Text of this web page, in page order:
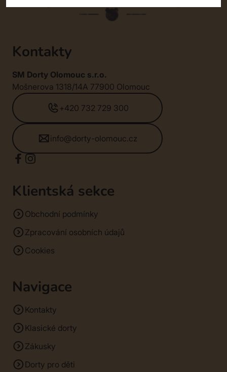
Kontakty
SM Dorty Olomouc s.r.o.
Mošnerova 1318/14A 77900 Olomouc
+420 732 729 300
info@dorty-olomouc.cz
Klientská sekce
Obchodní podmínky
Zpracování osobních údajů
Cookies
Navigace
Kontakty
Klasické dorty
Zákusky
Dorty pro děti